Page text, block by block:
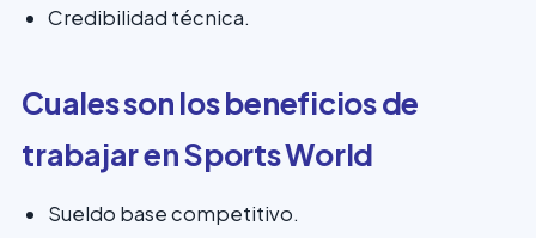
Credibilidad técnica.
Cuales son los beneficios de
trabajar en Sports World
Sueldo base competitivo.